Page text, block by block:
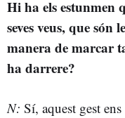
Hi ha els estunmen
seves veus, que són
manera de marcar
ha darrere?
N: Sí, aquest gest